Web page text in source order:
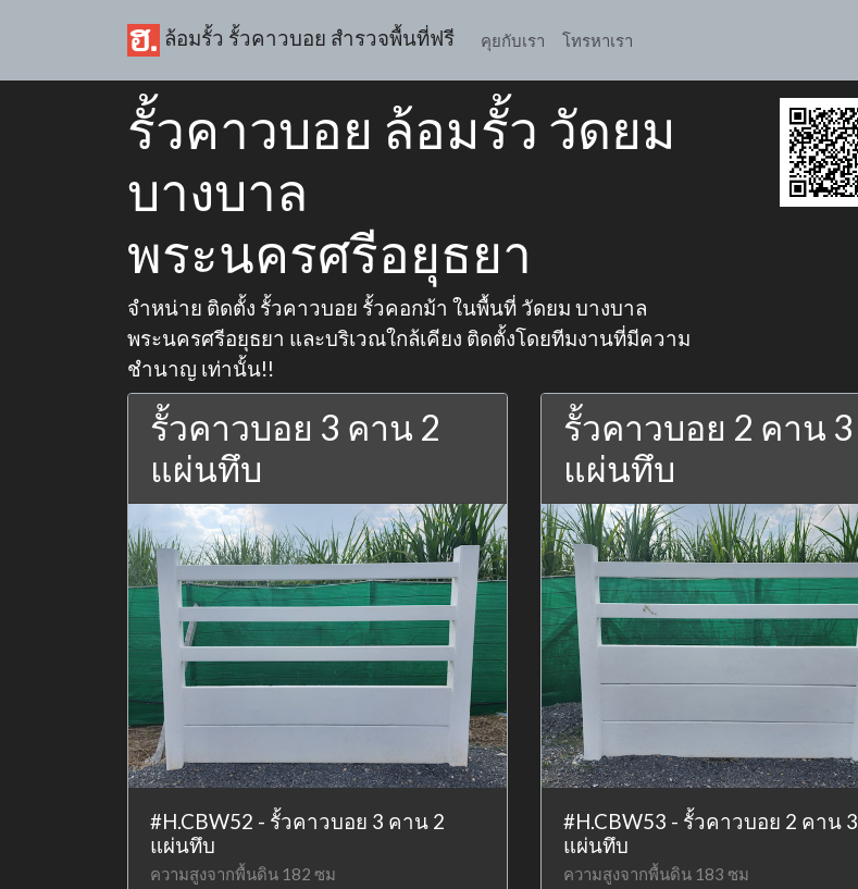
ล้อมรั้ว รั้วคาวบอย สำรวจพื้นที่ฟรี คุยกับเรา โทรหาเรา
รั้วคาวบอย ล้อมรั้ว วัดยม
บางบาล
พระนครศรีอยุธยา
จำหน่าย ติดตั้ง รั้วคาวบอย รั้วคอกม้า ในพื้นที่ วัดยม บางบาล
พระนครศรีอยุธยา และบริเวณใกล้เคียง ติดตั้งโดยทีมงานที่มีความ
ชำนาญ เท่านั้น!!
รั้วคาวบอย 3 คาน 2
แผ่นทึบ
#H.CBW52 - รั้วคาวบอย 3 คาน 2
แผ่นทึบ
ความสูงจากพื้นดิน 182 ซม
รั้วคาวบอย 2 คาน 3
แผ่นทึบ
#H.CBW53 - รั้วคาวบอย 2 คาน 3
แผ่นทึบ
ความสูงจากพื้นดิน 183 ซม